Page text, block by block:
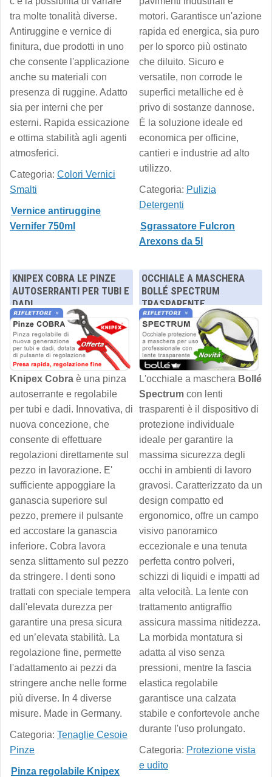
tra molte tonalità diverse.
Antiruggine e vernice di
finitura, due prodotti in uno
che consente l'applicazione
anche su materiali con
presenza di ruggine. Adatto
sia per interni che per
esterni. Rapida essicazione
e ottima stabilità agli agenti
atmosferici.
Categoria: Colori Vernici
Smalti
Vernice antiruggine
Vernifer 750ml
motori. Garantisce un'azione
rapida ed energica, sia puro
per lo sporco più ostinato
che diluito. Sicuro e
versatile, non corrode le
superfici metalliche ed è
privo di sostanze dannose.
È la soluzione ideale ed
economica per officine,
cantieri e industrie ad alto
utilizzo.
Categoria: Pulizia
Detergenti
Sgrassatore Fulcron
Arexons da 5l
KNIPEX COBRA LE PINZE
AUTOSERRANTI PER TUBI E
DADI
Knipex Cobra è una pinza
autoserrante e regolabile
per tubi e dadi. Innovativa, di
nuova concezione, che
consente di effettuare
regolazioni direttamente sul
pezzo in lavorazione. E'
sufficiente appoggiare la
ganascia superiore sul
pezzo, premere il pulsante
ed accostare la ganascia
inferiore. Cobra lavora
senza slittamento sul pezzo
da stringere. I denti sono
trattati con speciale tempera
dall'elevata durezza per
garantire una presa sicura
ed un’elevata stabilità. La
regolazione fine, permette
l'adattamento ai pezzi da
stringere anche nelle forme
più diverse. In 4 diverse
misure. Made in Germany.
Categoria: Tenaglie Cesoie
Pinze
Pinza regolabile Knipex
OCCHIALE A MASCHERA
BOLLÉ SPECTRUM
TRASPARENTE
L'occhiale a maschera Bollé
Spectrum con lenti
trasparenti è il dispositivo di
protezione individuale
ideale per garantire la
massima sicurezza degli
occhi in ambienti di lavoro
gravosi. Caratterizzato da un
design compatto ed
ergonomico, offre un campo
visivo panoramico
eccezionale e una tenuta
perfetta contro polveri,
schizzi di liquidi e impatti ad
alta velocità. La lente con
trattamento antigraffio
assicura massima nitidezza.
La morbida montatura si
adatta al viso senza
pressioni, mentre la fascia
elastica regolabile
garantisce una calzata
stabile e confortevole anche
durante l'uso prolungato.
Categoria: Protezione vista
e udito